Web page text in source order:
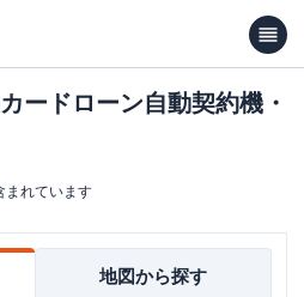
ードローン自動契約機・
まれています
地図から探す